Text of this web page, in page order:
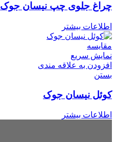
چراغ جلوی چپ نیسان جوک
اطلاعات بیشتر
مقایسه
نمایش سریع
افزودن به علاقه مندی
بستن
کوئل نیسان جوک
اطلاعات بیشتر